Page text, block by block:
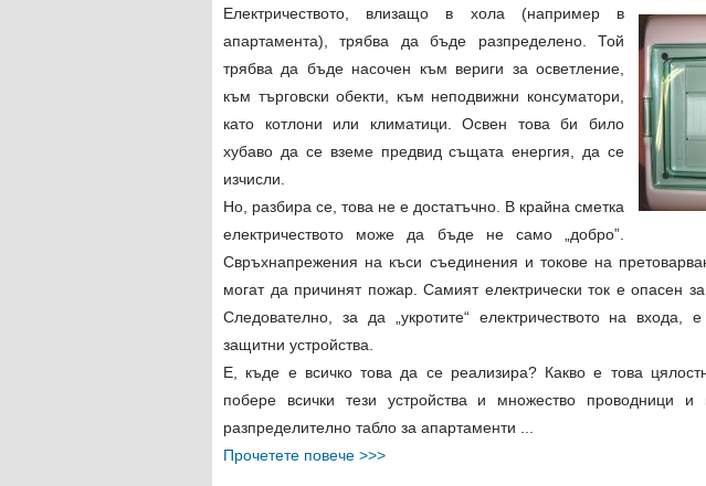
Електричеството, влизащо в хола (например в
апартамента), трябва да бъде разпределено. Той
трябва да бъде насочен към вериги за осветление,
към търговски обекти, към неподвижни консуматори,
като котлони или климатици. Освен това би било
хубаво да се вземе предвид същата енергия, да се
изчисли.
Но, разбира се, това не е достатъчно. В крайна сметка
електричеството може да бъде не само „добро”.
Свръхнапрежения на къси съединения и токове на
могат да причинят пожар. Самият електрически ток е опасен
Следователно, за да „укротите“ електричеството на входа,
защитни устройства.
Е, къде е всичко това да се реализира? Какво е това
побере всички тези устройства и множество проводници
разпределително табло за апартаменти ...
Прочетете повече >>>